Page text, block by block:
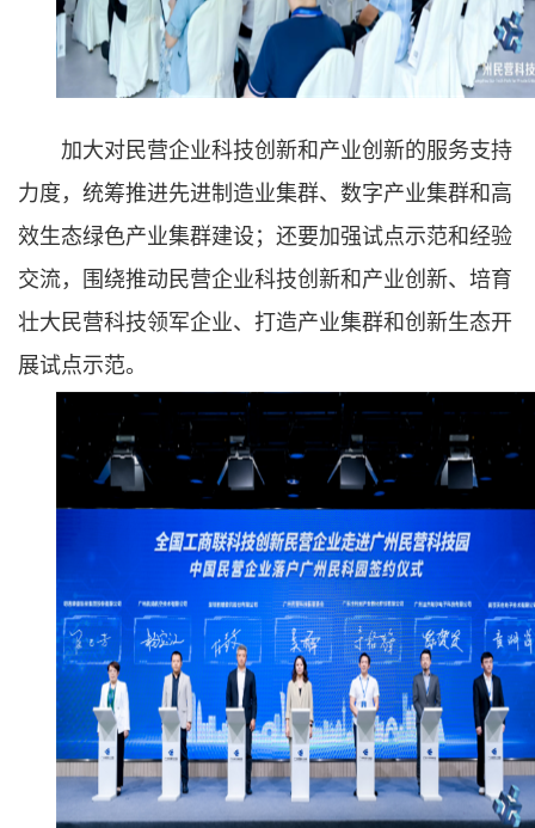
加大对民营企业科技创新和产业创新的服务支持
力度，统筹推进先进制造业集群、数字产业集群和高
效生态绿色产业集群建设；还要加强试点示范和经验
交流，围绕推动民营企业科技创新和产业创新、培育
壮大民营科技领军企业、打造产业集群和创新生态开
展试点示范。